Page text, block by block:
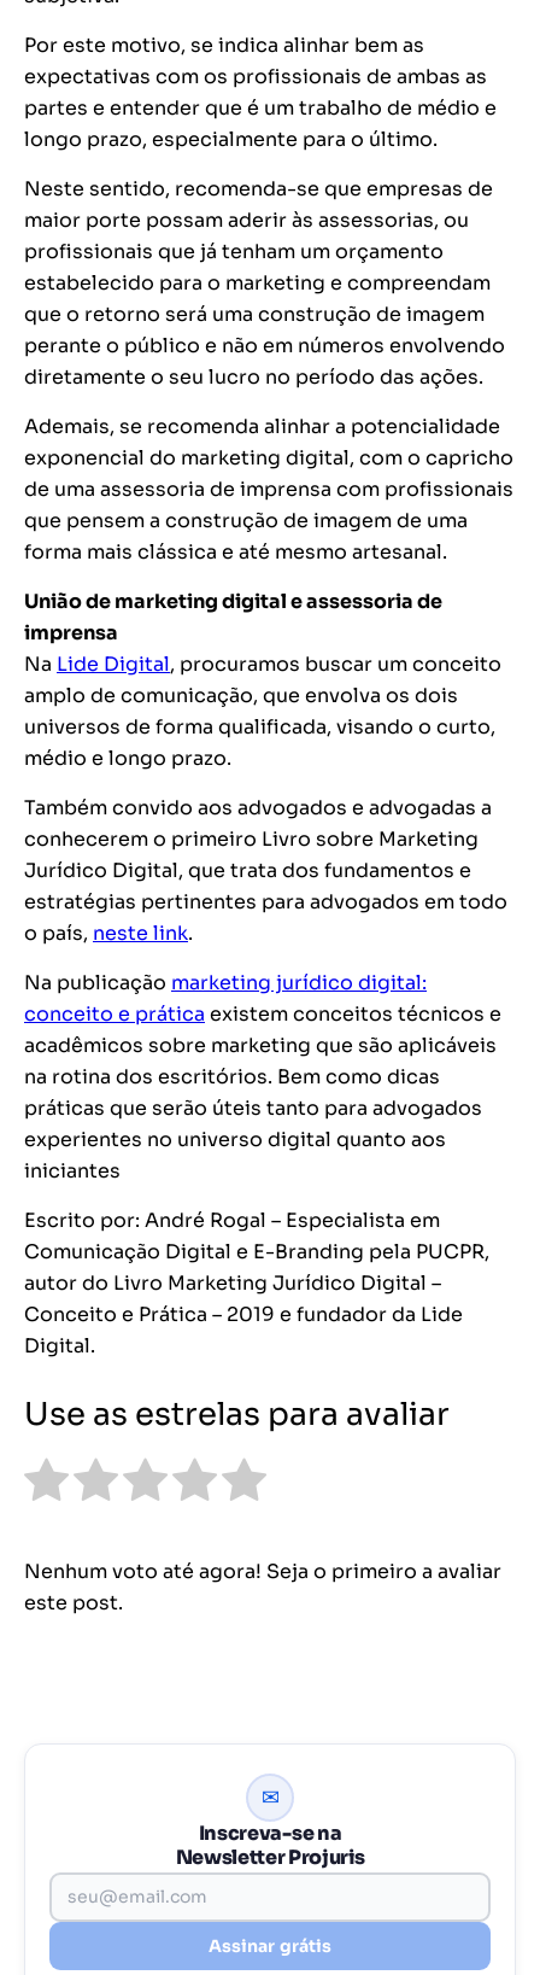
Por este motivo, se indica alinhar bem as
expectativas com os profissionais de ambas as
partes e entender que é um trabalho de médio e
longo prazo, especialmente para o último.
Neste sentido, recomenda-se que empresas de
maior porte possam aderir às assessorias, ou
profissionais que já tenham um orçamento
estabelecido para o marketing e compreendam
que o retorno será uma construção de imagem
perante o público e não em números envolvendo
diretamente o seu lucro no período das ações.
Ademais, se recomenda alinhar a potencialidade
exponencial do marketing digital, com o capricho
de uma assessoria de imprensa com profissionais
que pensem a construção de imagem de uma
forma mais clássica e até mesmo artesanal.
União de marketing digital e assessoria de
imprensa
Na Lide Digital, procuramos buscar um conceito
amplo de comunicação, que envolva os dois
universos de forma qualificada, visando o curto,
médio e longo prazo.
Também convido aos advogados e advogadas a
conhecerem o primeiro Livro sobre Marketing
Jurídico Digital, que trata dos fundamentos e
estratégias pertinentes para advogados em todo
o país, neste link.
Na publicação marketing jurídico digital:
conceito e prática existem conceitos técnicos e
acadêmicos sobre marketing que são aplicáveis
na rotina dos escritórios. Bem como dicas
práticas que serão úteis tanto para advogados
experientes no universo digital quanto aos
iniciantes
Escrito por: André Rogal – Especialista em
Comunicação Digital e E-Branding pela PUCPR,
autor do Livro Marketing Jurídico Digital –
Conceito e Prática – 2019 e fundador da Lide
Digital.
Use as estrelas para avaliar
Nenhum voto até agora! Seja o primeiro a avaliar
este post.
✉
Inscreva-se na
Newsletter Projuris
Assinar grátis